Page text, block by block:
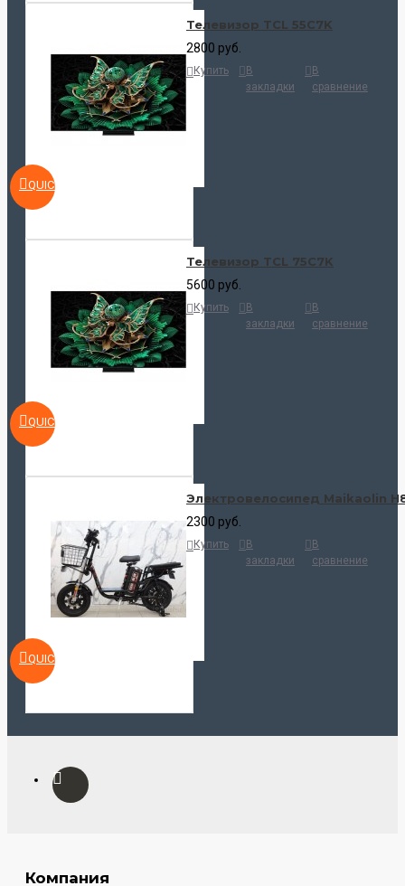
QUICKVIEW
Телевизор TCL 55C7K
2800 руб.
Купить
В
закладки
В
сравнение
QUICKVIEW
Телевизор TCL 75C7K
5600 руб.
Купить
В
закладки
В
сравнение
QUICKVIEW
Электровелосипед Maikaolin
2300 руб.
Купить
В
закладки
В
сравнение
Компания